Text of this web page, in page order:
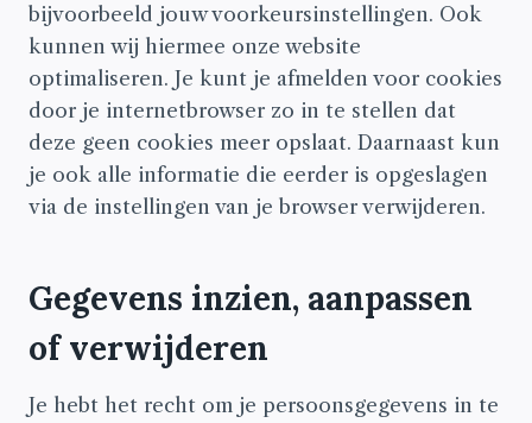
bijvoorbeeld jouw voorkeursinstellingen. Ook
kunnen wij hiermee onze website
optimaliseren. Je kunt je afmelden voor cookies
door je internetbrowser zo in te stellen dat
deze geen cookies meer opslaat. Daarnaast kun
je ook alle informatie die eerder is opgeslagen
via de instellingen van je browser verwijderen.
Gegevens inzien, aanpassen
of verwijderen
Je hebt het recht om je persoonsgegevens in te